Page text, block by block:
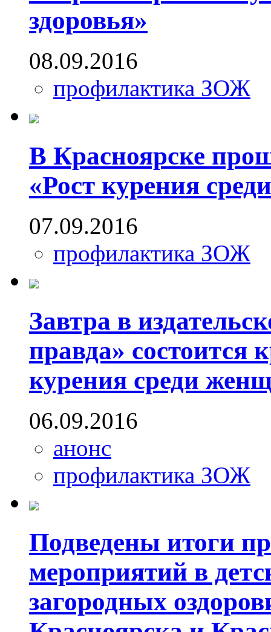
здоровья»
08.09.2016
профилактика ЗОЖ
В Красноярске
«Рост курения
07.09.2016
профилактика ЗОЖ
Завтра в
правда» состоится
курения среди
06.09.2016
анонс
профилактика ЗОЖ
Подведены итоги
мероприятий в
загородных